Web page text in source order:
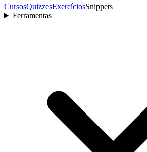
CursosQuizzesExercíciosSnippets
Ferramentas